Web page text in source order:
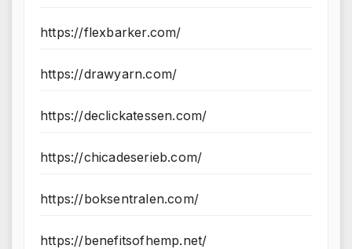
https://flexbarker.com/
https://drawyarn.com/
https://declickatessen.com/
https://chicadeserieb.com/
https://boksentralen.com/
https://benefitsofhemp.net/